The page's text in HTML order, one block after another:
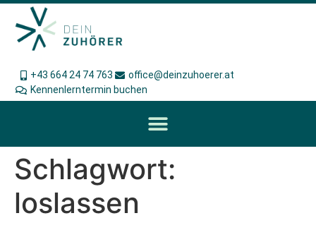
+43 664 24 74 763
office@deinzuhoerer.at
Kennenlerntermin buchen
Schlagwort:
loslassen